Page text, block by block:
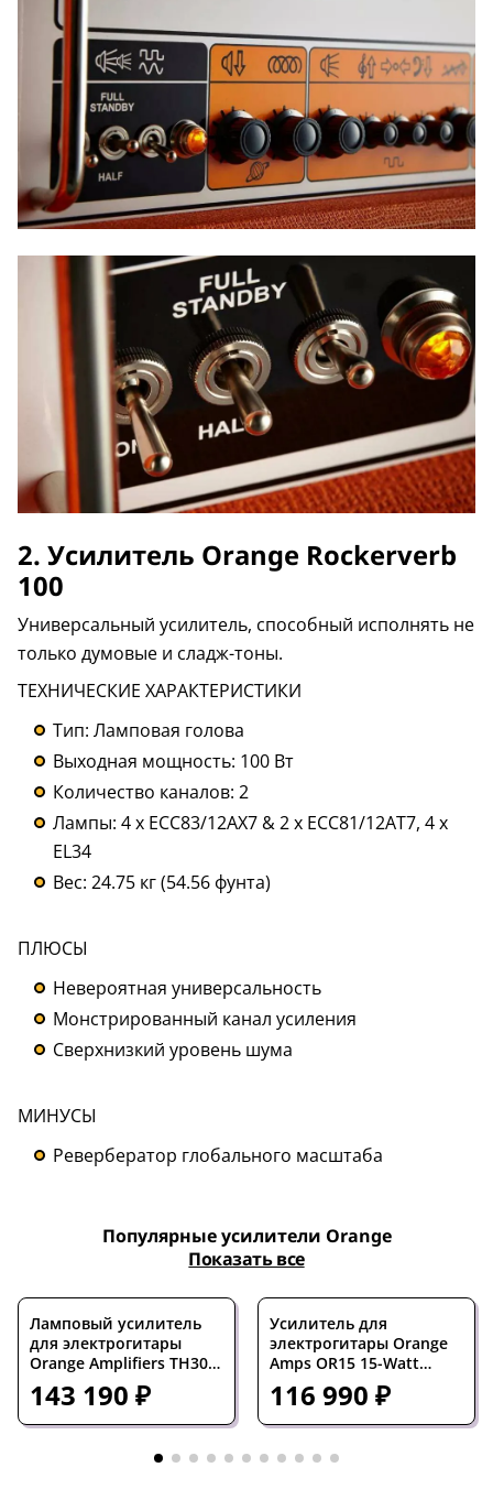
2. Усилитель Orange Rockerverb
100
Универсальный усилитель, способный исполнять не
только думовые и сладж-тоны.
ТЕХНИЧЕСКИЕ ХАРАКТЕРИСТИКИ
Тип: Ламповая голова
Выходная мощность: 100 Вт
Количество каналов: 2
Лампы: 4 x ECC83/12AX7 & 2 x ECC81/12AT7, 4 x
EL34
Вес: 24.75 кг (54.56 фунта)
ПЛЮСЫ
Невероятная универсальность
Монстрированный канал усиления
Сверхнизкий уровень шума
МИНУСЫ
Ревербератор глобального масштаба
Популярные усилители Orange
Показать все
Ламповый усилитель
для электрогитары
Orange Amplifiers TH30H
30W Tube Guitar Amp
Head Orange
143 190 ₽
Усилитель для
электрогитары Orange
Amps OR15 15-Watt
Single Channel Guitar
Tube Amp Head, Black
116 990 ₽